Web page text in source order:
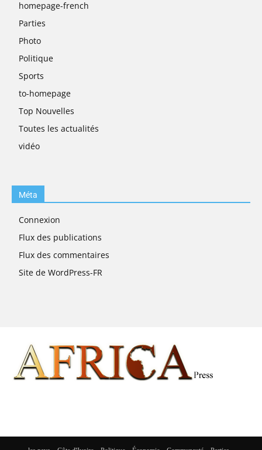
homepage-french
Parties
Photo
Politique
Sports
to-homepage
Top Nouvelles
Toutes les actualités
vidéo
Méta
Connexion
Flux des publications
Flux des commentaires
Site de WordPress-FR